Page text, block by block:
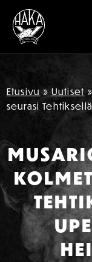
Siirry sisältöön
Etusivu » Uutiset »
seurasi